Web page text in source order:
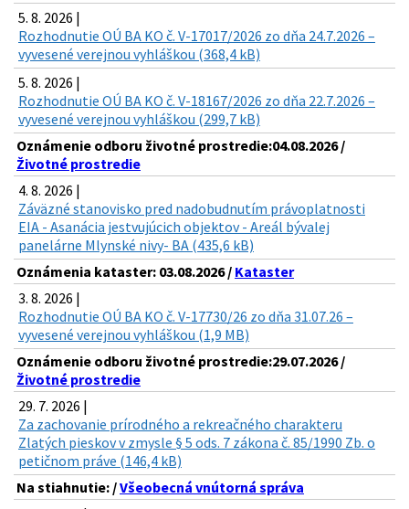
5. 8. 2026 |
Rozhodnutie OÚ BA KO č. V-17017/2026 zo dňa 24.7.2026 –
vyvesené verejnou vyhláškou (368,4 kB)
5. 8. 2026 |
Rozhodnutie OÚ BA KO č. V-18167/2026 zo dňa 22.7.2026 –
vyvesené verejnou vyhláškou (299,7 kB)
Oznámenie odboru životné prostredie:04.08.2026 /
Životné prostredie
4. 8. 2026 |
Záväzné stanovisko pred nadobudnutím právoplatnosti
EIA - Asanácia jestvujúcich objektov - Areál bývalej
panelárne Mlynské nivy- BA (435,6 kB)
Oznámenia kataster: 03.08.2026 / Kataster
3. 8. 2026 |
Rozhodnutie OÚ BA KO č. V-17730/26 zo dňa 31.07.26 –
vyvesené verejnou vyhláškou (1,9 MB)
Oznámenie odboru životné prostredie:29.07.2026 /
Životné prostredie
29. 7. 2026 |
Za zachovanie prírodného a rekreačného charakteru
Zlatých pieskov v zmysle § 5 ods. 7 zákona č. 85/1990 Zb. o
petičnom práve (146,4 kB)
Na stiahnutie: /Všeobecná vnútorná správa